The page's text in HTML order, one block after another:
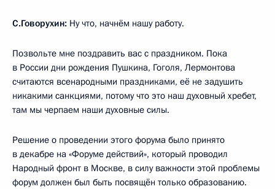
С.Говорухин: Ну что, начнём нашу работу.
Позвольте мне поздравить вас с праздником. Пока
в России дни рождения Пушкина, Гоголя, Лермонтова
считаются всенародными праздниками, её не задушить
никакими санкциями, потому что это наш духовный хребет,
там мы черпаем наши духовные силы.
Решение о проведении этого форума было принято
в декабре на «Форуме действий», который проводил
Народный фронт в Москве, в силу важности этой проблемы
форум должен был быть посвящён только образованию.